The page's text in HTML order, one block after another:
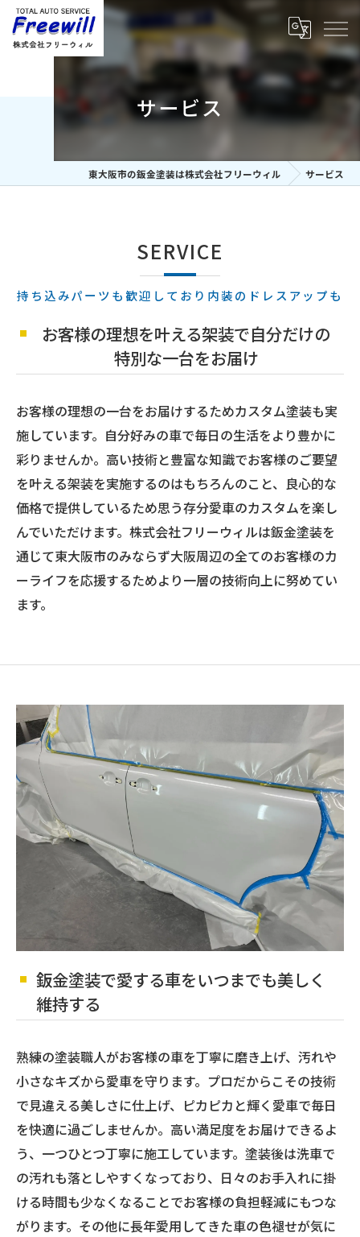
サービス
東大阪市の鈑金塗装は株式会社フリーウィル サービス
持ち込みパーツも歓迎しており内装のドレスアップも
SERVICE
お客様の理想を叶える架装で自分だけの
特別な一台をお届け
お客様の理想の一台をお届けするためカスタム塗装も実
施しています。自分好みの車で毎日の生活をより豊かに
彩りませんか。高い技術と豊富な知識でお客様のご要望
を叶える架装を実施するのはもちろんのこと、良心的な
価格で提供しているため思う存分愛車のカスタムを楽し
んでいただけます。株式会社フリーウィルは鈑金塗装を
通じて東大阪市のみならず大阪周辺の全てのお客様のカ
ーライフを応援するためより一層の技術向上に努めてい
ます。
鈑金塗装で愛する車をいつまでも美しく
維持する
熟練の塗装職人がお客様の車を丁寧に磨き上げ、汚れや
小さなキズから愛車を守ります。プロだからこその技術
で見違える美しさに仕上げ、ピカピカと輝く愛車で毎日
を快適に過ごしませんか。高い満足度をお届けできるよ
う、一つひとつ丁寧に施工しています。塗装後は洗車で
の汚れも落としやすくなっており、日々のお手入れに掛
ける時間も少なくなることでお客様の負担軽減にもつな
がります。その他に長年愛用してきた車の色褪せが気に